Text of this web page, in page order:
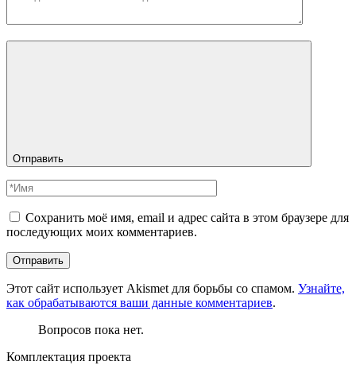
Отправить
Сохранить моё имя, email и адрес сайта в этом браузере для
последующих моих комментариев.
Этот сайт использует Akismet для борьбы со спамом. Узнайте,
как обрабатываются ваши данные комментариев.
Вопросов пока нет.
Комплектация проекта